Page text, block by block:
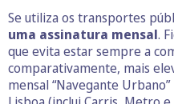
Se utiliza os transportes
uma assinatura mensal.
que evita estar sempre a
comparativamente, mais
mensal “Navegante